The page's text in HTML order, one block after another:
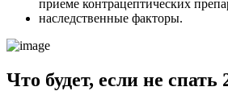
приеме контрацептических
наследственные факторы.
Что будет, если не спать